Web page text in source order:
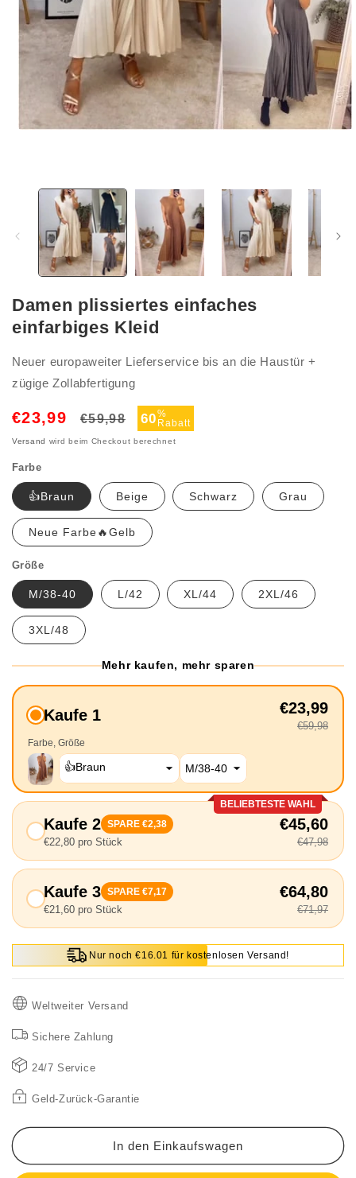
Damen plissiertes einfaches
einfarbiges Kleid
Neuer europaweiter Lieferservice bis an die Haustür +
zügige Zollabfertigung
€23,99
Normaler
€59,98 Verkaufspreis
60%
Rabatt
Versand wird beim Checkout berechnet
Farbe
👍Braun Beige Schwarz Grau
Neue Farbe🔥Gelb
Größe
M/38-40 L/42 XL/44 2XL/46
3XL/48
Mehr kaufen, mehr sparen
Kaufe 1 €23,99
€59,98
Farbe Größe
BELIEBTESTE WAHL
Kaufe 2 SPARE €2,38
€22,80 pro Stück
€45,60
€47,98
Kaufe 3 SPARE €7,17
€21,60 pro Stück
€64,80
€71,97
Nur noch €16.01 für kostenlosen Versand!
Weltweiter Versand
Sichere Zahlung
24/7 Service
Geld-Zurück-Garantie
In den Einkaufswagen